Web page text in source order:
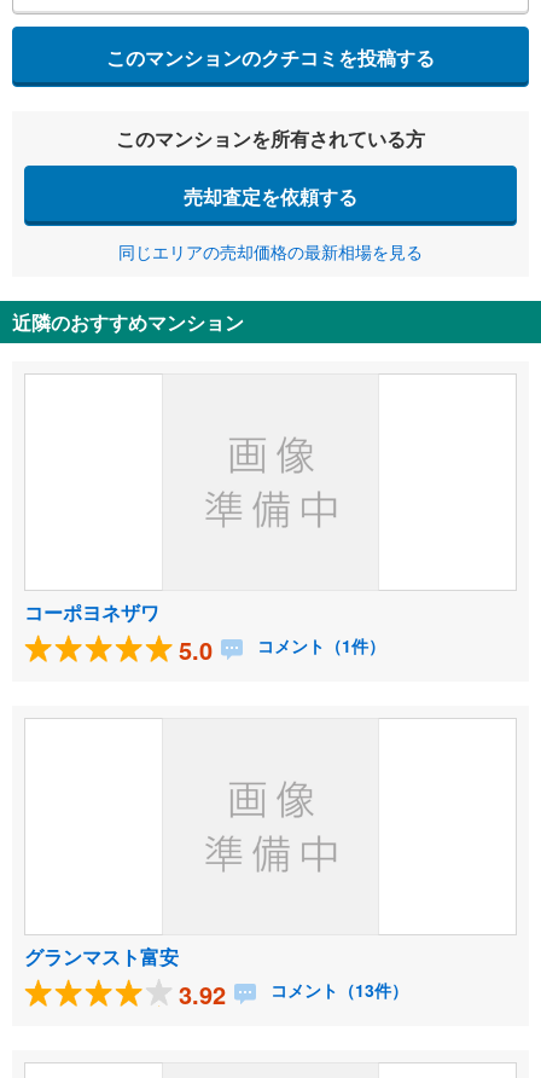
このマンションのクチコミを投稿する
このマンションを所有されている方
売却査定を依頼する
同じエリアの売却価格の最新相場を見る
近隣のおすすめマンション
コーポヨネザワ
5.0 コメント（1件）
グランマスト富安
3.92 コメント（13件）